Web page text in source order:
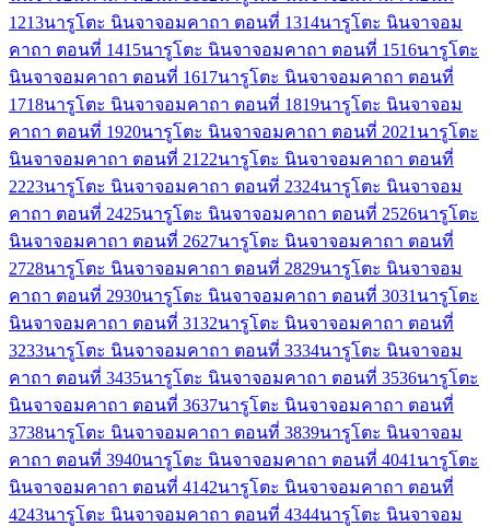
1213นารูโตะ นินจาจอมคาถา ตอนที่ 1314นารูโตะ นินจาจอม
คาถา ตอนที่ 1415นารูโตะ นินจาจอมคาถา ตอนที่ 1516นารูโตะ
นินจาจอมคาถา ตอนที่ 1617นารูโตะ นินจาจอมคาถา ตอนที่
1718นารูโตะ นินจาจอมคาถา ตอนที่ 1819นารูโตะ นินจาจอม
คาถา ตอนที่ 1920นารูโตะ นินจาจอมคาถา ตอนที่ 2021 นารูโตะ
นินจาจอมคาถา ตอนที่ 21 22นารูโตะ นินจาจอมคาถา ตอนที่
2223นารูโตะ นินจาจอมคาถา ตอนที่ 2324นารูโตะ นินจาจอม
คาถา ตอนที่ 2425นารูโตะ นินจาจอมคาถา ตอนที่ 2526นารูโตะ
นินจาจอมคาถา ตอนที่ 2627นารูโตะ นินจาจอมคาถา ตอนที่
2728นารูโตะ นินจาจอมคาถา ตอนที่ 2829นารูโตะ นินจาจอม
คาถา ตอนที่ 2930นารูโตะ นินจาจอมคาถา ตอนที่ 3031 นารูโตะ
นินจาจอมคาถา ตอนที่ 3132นารูโตะ นินจาจอมคาถา ตอนที่
3233นารูโตะ นินจาจอมคาถา ตอนที่ 3334นารูโตะ นินจาจอม
คาถา ตอนที่ 3435นารูโตะ นินจาจอมคาถา ตอนที่ 3536นารูโตะ
นินจาจอมคาถา ตอนที่ 3637นารูโตะ นินจาจอมคาถา ตอนที่
3738นารูโตะ นินจาจอมคาถา ตอนที่ 3839นารูโตะ นินจาจอม
คาถา ตอนที่ 3940นารูโตะ นินจาจอมคาถา ตอนที่ 4041 นารูโตะ
นินจาจอมคาถา ตอนที่ 4142นารูโตะ นินจาจอมคาถา ตอนที่
4243นารูโตะ นินจาจอมคาถา ตอนที่ 4344นารูโตะ นินจาจอม